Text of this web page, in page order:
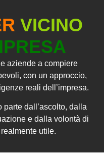
VICINO
aziende a compiere
con un approccio,
reali dell’impresa.
dall’ascolto, dalla
e dalla volontà di
utile.